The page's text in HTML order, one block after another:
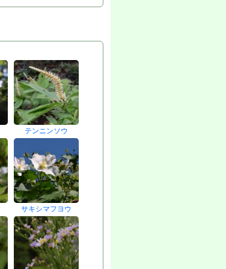
テンニンソウ
サキシマフヨウ